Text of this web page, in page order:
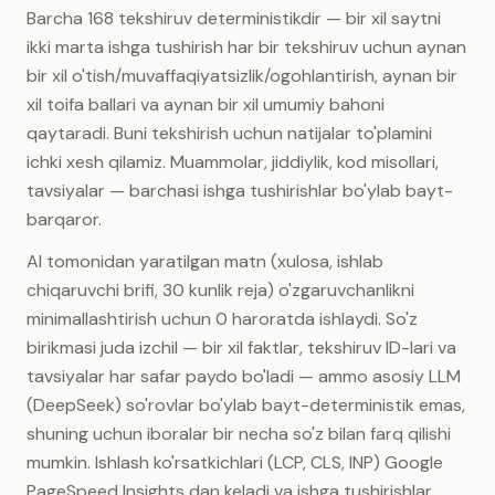
Barcha 168 tekshiruv deterministikdir — bir xil saytni
ikki marta ishga tushirish har bir tekshiruv uchun aynan
bir xil o'tish/muvaffaqiyatsizlik/ogohlantirish, aynan bir
xil toifa ballari va aynan bir xil umumiy bahoni
qaytaradi. Buni tekshirish uchun natijalar to'plamini
ichki xesh qilamiz. Muammolar, jiddiylik, kod misollari,
tavsiyalar — barchasi ishga tushirishlar bo'ylab bayt-
barqaror.
AI tomonidan yaratilgan matn (xulosa, ishlab
chiqaruvchi brifi, 30 kunlik reja) o'zgaruvchanlikni
minimallashtirish uchun 0 haroratda ishlaydi. So'z
birikmasi juda izchil — bir xil faktlar, tekshiruv ID-lari va
tavsiyalar har safar paydo bo'ladi — ammo asosiy LLM
(DeepSeek) so'rovlar bo'ylab bayt-deterministik emas,
shuning uchun iboralar bir necha so'z bilan farq qilishi
mumkin. Ishlash ko'rsatkichlari (LCP, CLS, INP) Google